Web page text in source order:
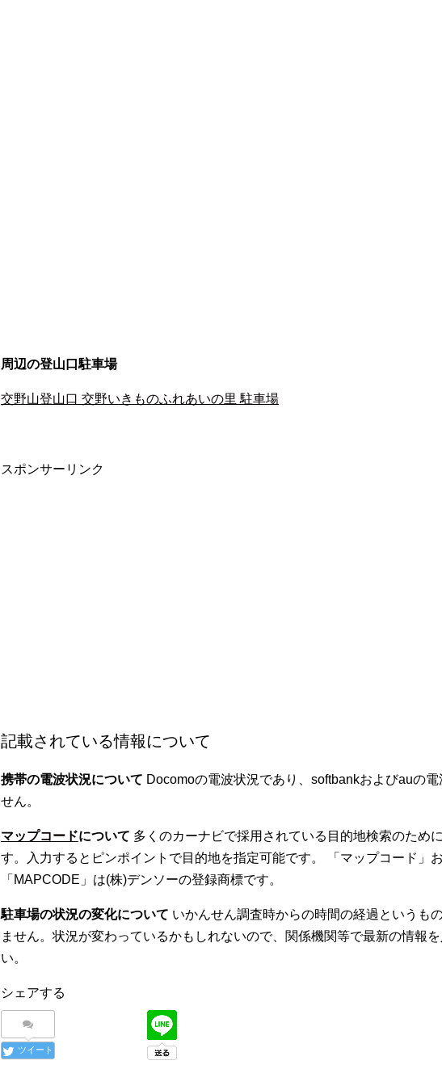
周辺の登山口駐車場
交野山登山口 交野いきものふれあいの里 駐車場
スポンサーリンク
記載されている情報について
携帯の電波状況について Docomoの電波状況であり、softbankおよびauの電
せん。
マップコードについて 多くのカーナビで採用されている目的地検索のため
す。入力するとピンポイントで目的地を指定可能です。 「マップコード」
「MAPCODE」は(株)デンソーの登録商標です。
駐車場の状況の変化について いかんせん調査時からの時間の経過というも
ません。状況が変わっているかもしれないので、関係機関等で最新の情報
い。
シェアする
ツイート